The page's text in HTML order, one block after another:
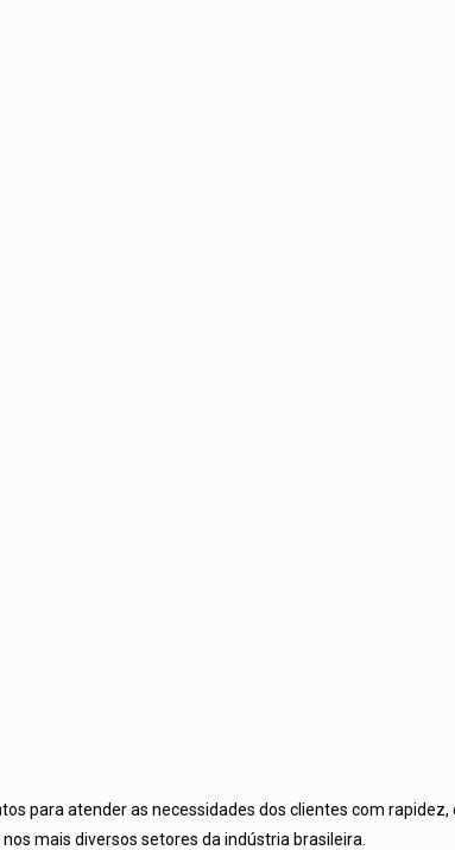
para atender as necessidades dos clientes com rapidez,
mais diversos setores da indústria brasileira.